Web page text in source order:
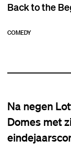
Back to the
COMEDY
Na negen
Domes met